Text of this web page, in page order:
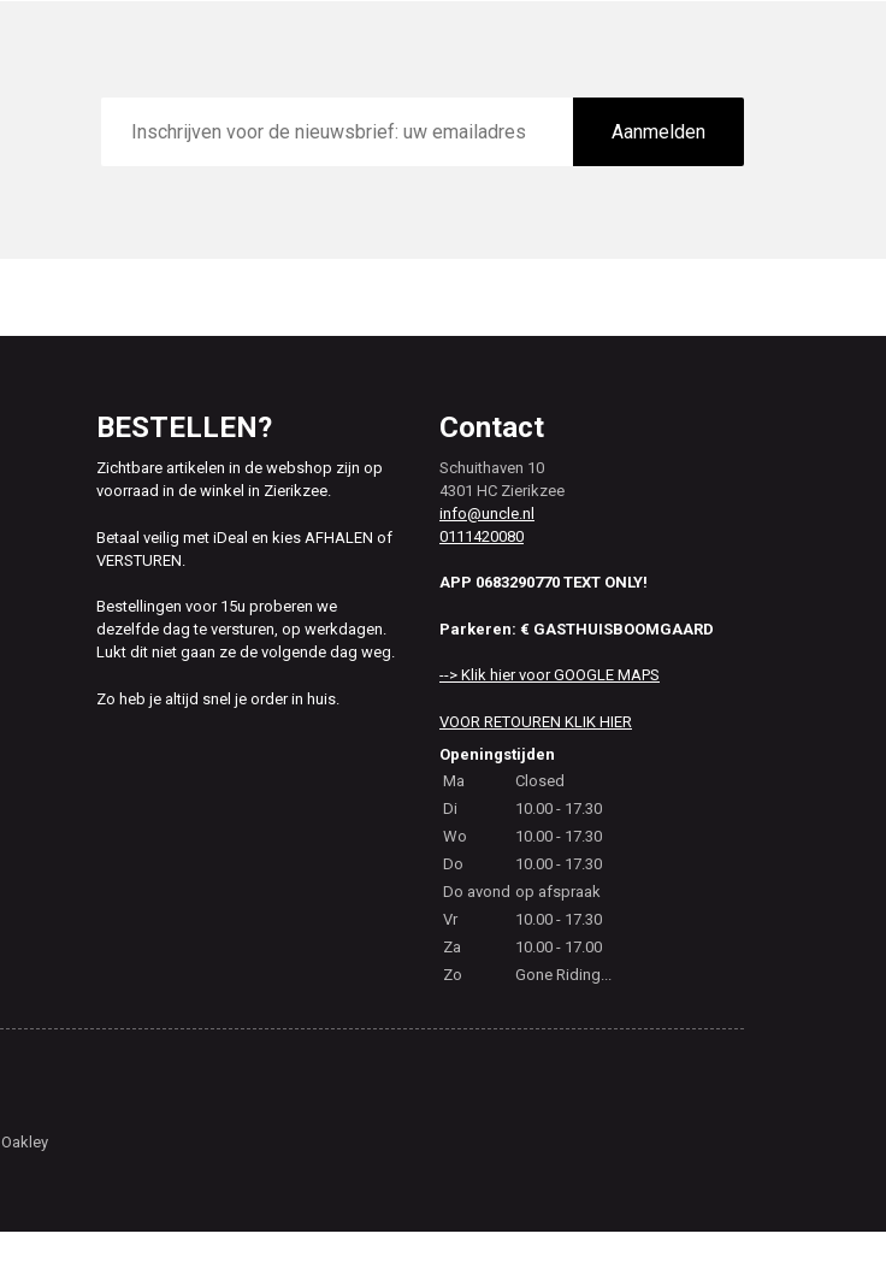
mailadres
Aanmelden
BESTELLEN?
Zichtbare artikelen in de webshop zijn op
voorraad in de winkel in Zierikzee.
Betaal veilig met iDeal en kies AFHALEN of
VERSTUREN.
Bestellingen voor 15u proberen we
dezelfde dag te versturen, op werkdagen.
Lukt dit niet gaan ze de volgende dag weg.
Zo heb je altijd snel je order in huis.
Contact
Schuithaven 10
4301 HC Zierikzee
info@uncle.nl
0111420080
APP 0683290770 TEXT ONLY!
Parkeren: € GASTHUISBOOMGAARD
--> Klik hier voor GOOGLE MAPS
VOOR RETOUREN KLIK HIER
Openingstijden
Ma
Closed
Di
10.00 - 17.30
Wo
10.00 - 17.30
Do
10.00 - 17.30
Do avond op afspraak
Vr
10.00 - 17.30
Za
10.00 - 17.00
Zo
Gone Riding...
Oakley